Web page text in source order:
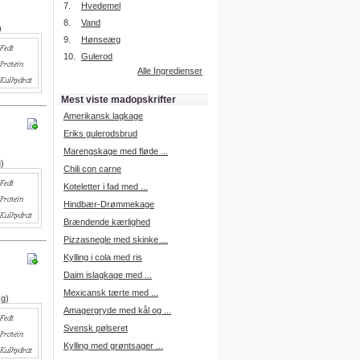
Intelligent søgning
Få foreslået opskrifter.
Prøv vores nye "Foreslå
Læs mere her.
Vi har nu oprettet et mad forum,
hvor i kan dele jeres erfaringer.
Log på med dine oplysninger fra
Madopskrifter.nu.
Gå til forum
Indkøbsliste på SMS
på SMS.
For at benytte SMS funktionen,
7.
Hvedemel
8.
Vand
9.
Hønseæg
10.
Gulerod
Alle Ingredienser
Mest viste madopskrifter
Amerikansk lagkage
Eriks gulerodsbrud
Marengskage med fløde ...
Chili con carne
Koteletter i fad med ...
Hindbær-Drømmekage
Brændende kærlighed
Pizzasnegle med skinke ...
Kylling i cola med ris
Daim islagkage med ...
Mexicansk tærte med ...
Amagergryde med kål og ...
Svensk pølseret
Kylling med grøntsager ...